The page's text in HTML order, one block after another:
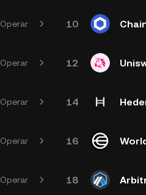
Operar 10
Operar 12
Operar 14
Operar 16
Operar 18